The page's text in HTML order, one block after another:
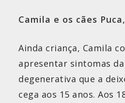
Camila e os cães
Ainda criança, Camila
apresentar sintomas da
degenerativa que a
cega aos 15 anos. Aos